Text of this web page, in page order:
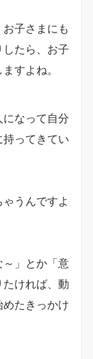
子さまにも
たら、お子
すよね。
なって自分
ってきてい
うんですよ
」とか「意
ければ、動
たきっかけ